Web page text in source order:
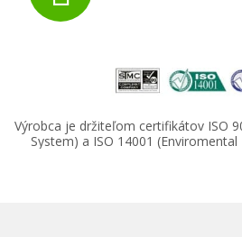
Výrobca je držiteľom certifikátov ISO
System) a ISO 14001